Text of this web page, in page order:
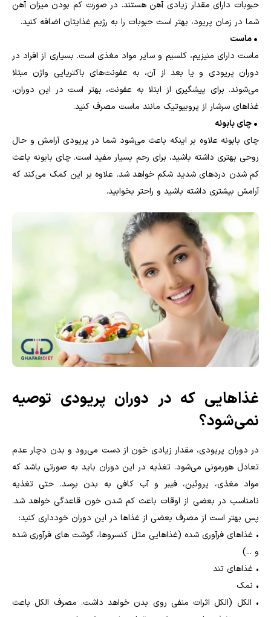
حبوبات دارای مقدار زیادی آهن هستند. در صورت کم بودن میزان آهن
شما در زمان پریود، بهتر است حبوبات را به رژیم غذایتان اضافه کنید.
• ماست
ماست دارای منیزیم، کلسیم و سایر مواد مغذی است. بسیاری از افراد در
دوران پریودی و یا بعد از آن، به عفونت‌های باکتریایی واژن مبتلا
می‌شوند. برای پیشگیری از ابتلا به عفونت، بهتر است در این دوران،
غذاهای سرشار از پروبیوتیک مانند ماست مصرف کنید.
• چای بابونه
چای بابونه علاوه بر اینکه باعث می‌شود شما در پریودی آرامش و حال
روحی بهتری داشته باشید، برای رحم بسیار مفید است. چای بابونه باعث
کم شدن دردهای شدید شکم خواهد شد. علاوه بر این کمک می‌کند که
آرامش بیشتری داشته باشید و راحتر بخوابید.
غذاهایی که در دوران پریودی توصیه
نمی‌شود؟
در دوران پریودی، مقدار زیادی خون از دست می‌رود و بدن دچار عدم
تعادل هورمونی می‌شود. تغذیه در این دوران باید به صورتی باشد که
مواد مغذی، پروئین، فیبر و آب کافی به بدن برسد. حتی تغذیه
نامناسب در بعضی از اوقات باعث کم شدن خون قاعدگی خواهد شد.
پس بهتر است از مصرف بعضی از غذاها در این دوران خودداری کنید:
• غذاهای فرآوری شده (غذاهایی مثل کنسروها، گوشت های فرآوری شده
و ...)
• غذاهای تند
• نمک
• الکل (الکل اثرات منفی روی بدن خواهد داشت. مصرف الکل باعث